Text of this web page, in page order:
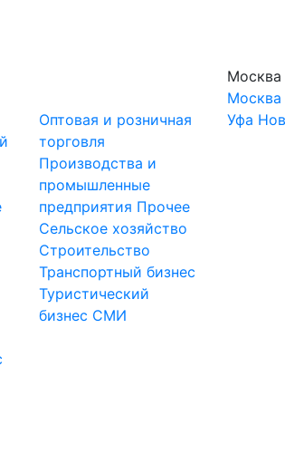
Оптовая и розничная
торговля
Производства и
промышленные
предприятия Прочее
Сельское хозяйство
Строительство
Транспортный бизнес
Туристический
бизнес СМИ
Москва
Москва
Уфа